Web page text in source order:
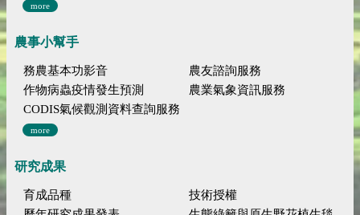
more
農事小幫手
務農基本功影音
農友諮詢服務
作物病蟲疫情發生預測
農業氣象資訊服務
CODIS氣候觀測資料查詢服務
more
研究成果
育成品種
技術授權